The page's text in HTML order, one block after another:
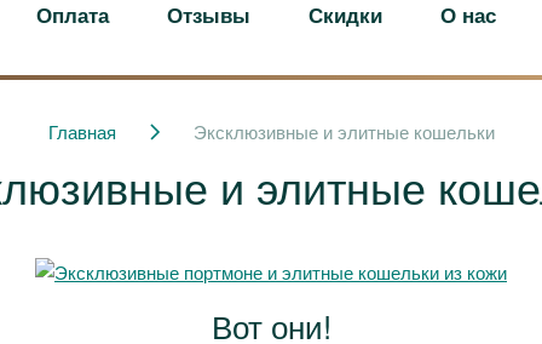
Оплата Отзывы Скидки О нас
Главная Эксклюзивные и элитные кошельки
и элитные
Вот они!